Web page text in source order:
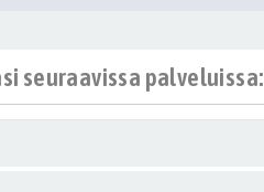
seuraavissa palveluissa: